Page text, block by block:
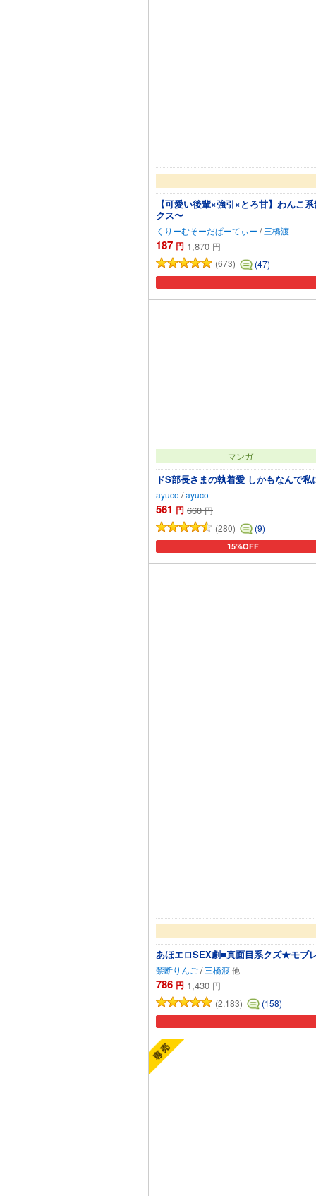
【可愛い後輩×強引×とろ甘】わんこ
クス〜
くりーむそーだぱーてぃー / 三橋渡
187 円 1,870 円
(673)
(47)
マンガ
ドS部長さまの執着愛 しかもなんで私
ayuco /ayuco
561 円 660 円
(280)
(9)
15%OFF
カートに追加
あほエロSEX劇■真面目系クズ★モブ
禁断りんご/ 三橋渡
786 円 1,430 円
(2,183)
(158)